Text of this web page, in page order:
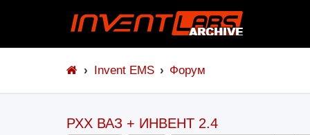
Invent EMS Форум
РХХ ВАЗ + ИНВЕНТ 2.4